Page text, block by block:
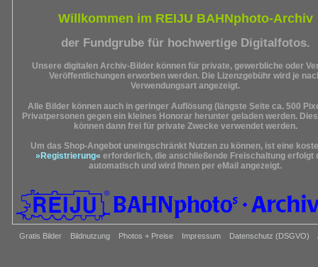
Gratis Bilder Bildnutzung Photos + Preise Impressum Datenschutz (DSGVO)
Willkommen im REIJU BAHNphoto-Archiv
der Fundgrube für hochwertige Digitalfotos.
Unsere digitalen Archiv-Bilder können für private, gewerbliche oder
Veröffentlichungen erworben werden. Die Lizenzgebühr wird je
Verwendungsart angezeigt.
Alle Bilder können auch in geringer Auflösung (längste Seite ca. 500
Privatpersonen gegen ein kleines Honorar herunter geladen werden.
können dann frei für private Zwecke verwendet werden.
Um das Shop-Angebot uneingschränkt Nutzen zu können, ist eine
»Registrierung« erforderlich, die anschließende Freischaltung erfolgt
automatisch und wird Ihnen per eMail angezeigt.